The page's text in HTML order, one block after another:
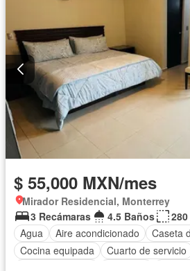
$ 55,000 MXN/mes
Mirador Residencial, Monterrey
3 Recámaras
4.5 Baños
280
Agua
Aire acondicionado
Caseta
Cocina equipada
Cuarto de servicio